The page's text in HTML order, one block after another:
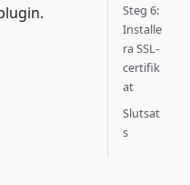
Steg 6:
Installe
ra SSL-
certifik
at
Slutsat
s